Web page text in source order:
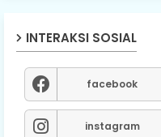
INTERAKSI SOSIAL
facebook
instagram